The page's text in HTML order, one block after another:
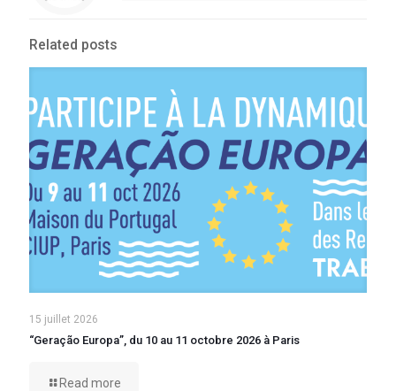
Related posts
15 juillet 2026
“Geração Europa”, du 10 au 11 octobre 2026 à Paris
Read more